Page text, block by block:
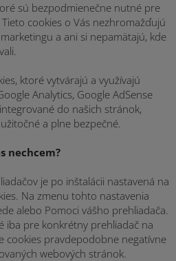
sú bezpodmienečne nutné pre
cookies o Vás nezhromažďujú
a ani si nepamätajú, kde
ktoré vytvárajú a využívajú
Analytics, Google AdSense
do našich stránok,
a plne bezpečné.
nechcem?
je po inštalácii nastavená na
Na zmenu tohto nastavenia
alebo Pomoci vášho prehliadača.
iba pre konkrétny prehliadač na
cookies pravdepodobne negatívne
webových stránok.